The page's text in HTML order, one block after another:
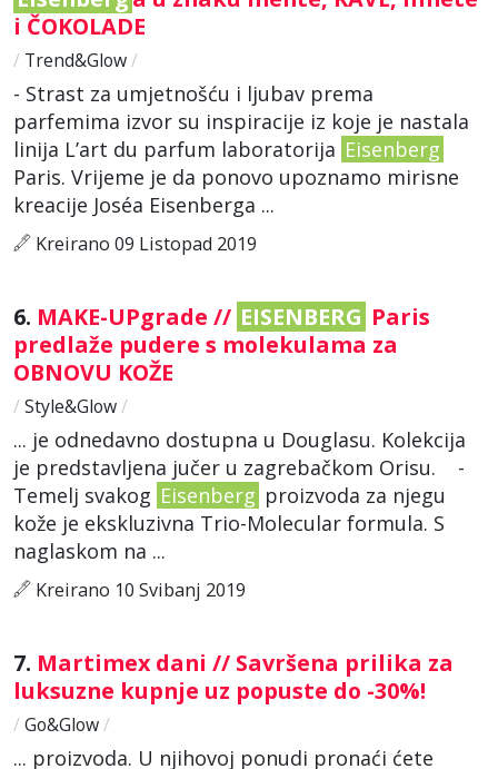
i ČOKOLADE
/ Trend&Glow/
- Strast za umjetnošću i ljubav prema
parfemima izvor su inspiracije iz koje je nastala
linija L’art du parfum laboratorija Eisenberg
Paris. Vrijeme je da ponovo upoznamo mirisne
kreacije Joséa Eisenberga ...
Kreirano 09 Listopad 2019
6. MAKE-UPgrade // EISENBERG Paris
predlaže pudere s molekulama za
OBNOVU KOŽE
/ Style&Glow/
... je odnedavno dostupna u Douglasu. Kolekcija
je predstavljena jučer u zagrebačkom Orisu. -
Temelj svakog Eisenberg proizvoda za njegu
kože je ekskluzivna Trio-Molecular formula. S
naglaskom na ...
Kreirano 10 Svibanj 2019
7. Martimex dani // Savršena prilika za
luksuzne kupnje uz popuste do -30%!
/ Go&Glow/
... proizvoda. U njihovoj ponudi pronaći ćete